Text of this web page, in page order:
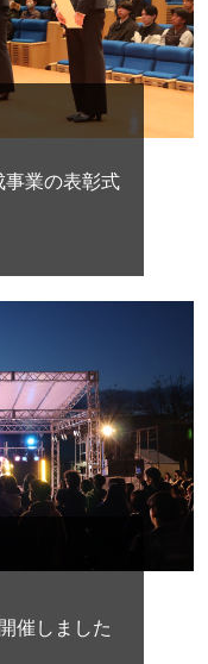
事業の表彰式
催しました